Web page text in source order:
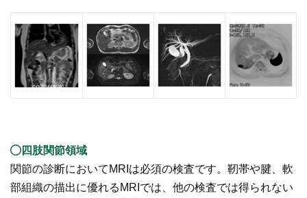
四肢関節領域
関節の診断においてMRIは必須の検査です。靭帯や腱、軟
部組織の描出に優れるMRIでは、他の検査では得られない